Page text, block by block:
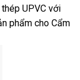
UPVC với
phẩm cho Cẩm